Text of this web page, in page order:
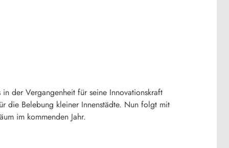
der Vergangenheit für seine Innovationskraft
die Belebung kleiner Innenstädte. Nun folgt mit
im kommenden Jahr.